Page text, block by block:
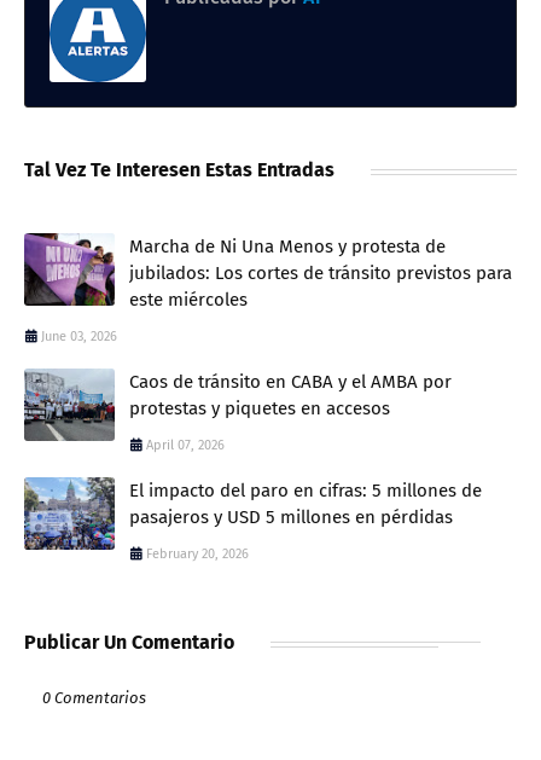
Tal Vez Te Interesen Estas Entradas
Marcha de Ni Una Menos y protesta de
jubilados: Los cortes de tránsito previstos para
este miércoles
June 03, 2026
Caos de tránsito en CABA y el AMBA por
protestas y piquetes en accesos
April 07, 2026
El impacto del paro en cifras: 5 millones de
pasajeros y USD 5 millones en pérdidas
February 20, 2026
Publicar Un Comentario
0 Comentarios